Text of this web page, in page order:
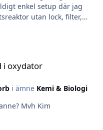
enkel setup där jag
utan lock, filter,
med osmosvatten
balling. Kan vara en anledning kanske...... Mvh Kim
i oxydator
i ämne Kemi & Biologi
Kör du oxå utan aktivt kol Danne? Mvh Kim